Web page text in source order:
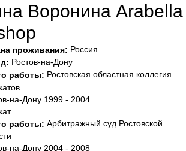
Воронина Arabella
проживания: Россия
Ростов-на-Дону
работы: Ростовская областная коллегия
на-Дону 1999 - 2004
работы: Арбитражный суд Ростовской
на-Дону 2004 - 2008